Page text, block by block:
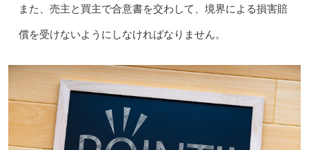
また、売主と買主で合意書を交わして、境界による損害賠
償を受けないようにしなければなりません。